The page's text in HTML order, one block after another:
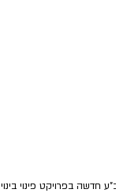
חדשה בפרויקט פינוי בינוי